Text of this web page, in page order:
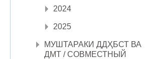
2024
2025
МУШТАРАКИ ДДҲБСТ ВА
ДМТ / СОВМЕСТНЫЙ